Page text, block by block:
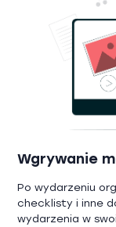
Wgrywanie
Po wydarzeniu
checklisty i inne
wydarzenia w